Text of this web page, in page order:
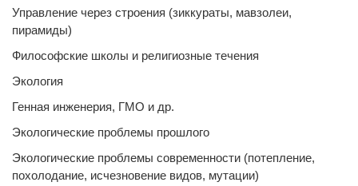
Управление через строения (зиккураты, мавзолеи,
пирамиды)
Философские школы и религиозные течения
Экология
Генная инженерия, ГМО и др.
Экологические проблемы прошлого
Экологические проблемы современности (потепление,
похолодание, исчезновение видов, мутации)